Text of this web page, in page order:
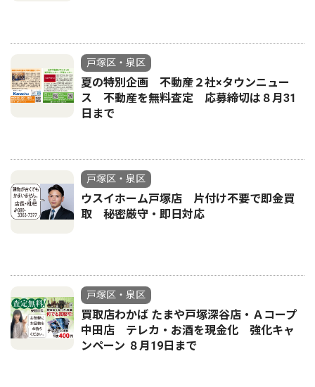
戸塚区・泉区
夏の特別企画 不動産２社×タウンニュー
ス 不動産を無料査定 応募締切は８月31
日まで
戸塚区・泉区
ウスイホーム戸塚店 片付け不要で即金買
取 秘密厳守・即日対応
戸塚区・泉区
買取店わかば たまや戸塚深谷店・Ａコープ
中田店 テレカ・お酒を現金化 強化キャ
ンペーン ８月19日まで